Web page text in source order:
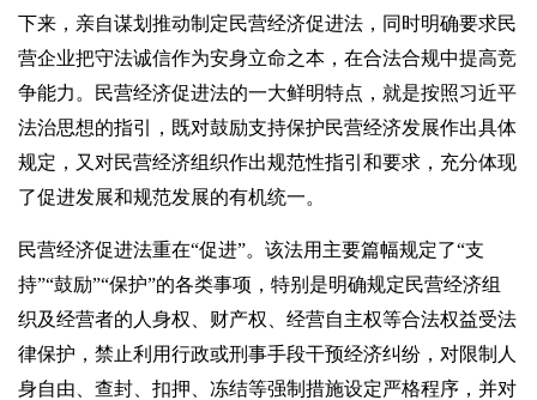
下来，亲自谋划推动制定民营经济促进法，同时明确要求民
营企业把守法诚信作为安身立命之本，在合法合规中提高竞
争能力。民营经济促进法的一大鲜明特点，就是按照习近平
法治思想的指引，既对鼓励支持保护民营经济发展作出具体
规定，又对民营经济组织作出规范性指引和要求，充分体现
了促进发展和规范发展的有机统一。
民营经济促进法重在“促进”。该法用主要篇幅规定了“支
持”“鼓励”“保护”的各类事项，特别是明确规定民营经济组
织及经营者的人身权、财产权、经营自主权等合法权益受法
律保护，禁止利用行政或刑事手段干预经济纠纷，对限制人
身自由、查封、扣押、冻结等强制措施设定严格程序，并对